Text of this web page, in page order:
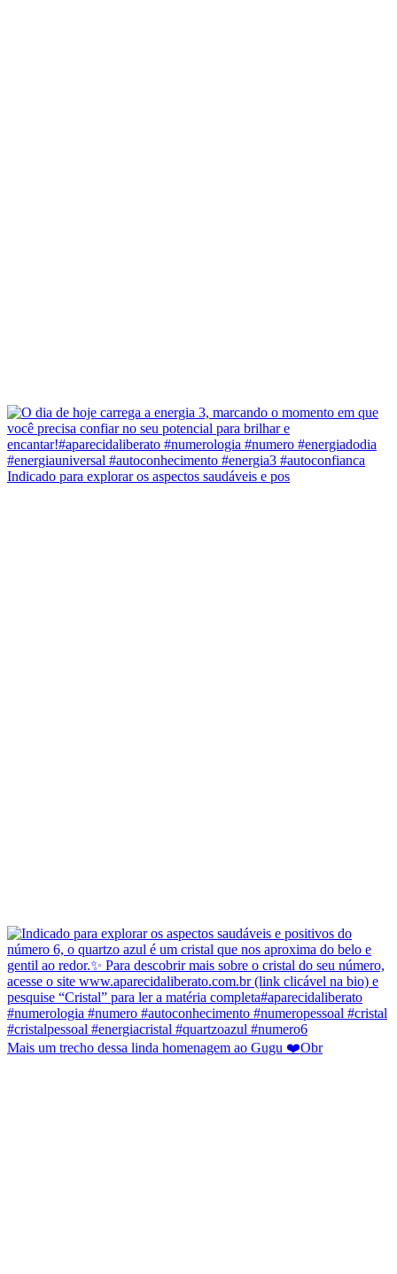
Indicado para explorar os aspectos saudáveis e pos
Mais um trecho dessa linda homenagem ao Gugu ❤️Obr